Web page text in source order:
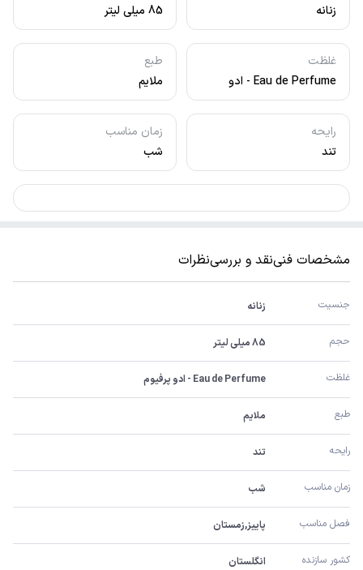
زنانه
85 میلی لیتر
غلظت
Eau de Perfume - ادو
پرفیوم
طبع
ملایم
رایحه
تند
زمان مناسب
شب
مشخصات فنینقد و بررسینظرات
جنسیت زنانه
حجم 85 میلی لیتر
غلظت Eau de Perfume - ادو پرفیوم
طبع ملایم
رایحه تند
زمان مناسب شب
فصل مناسب پاییز,زمستان
کشور سازنده انگلستان